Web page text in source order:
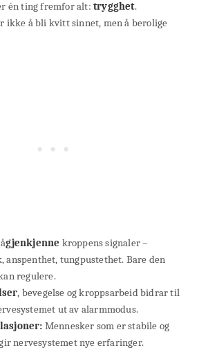
én ting fremfor alt: trygghet.
ikke å bli kvitt sinnet, men å berolige
gjenkjenne kroppens signaler –
anspenthet, tungpustethet. Bare den
regulere.
, bevegelse og kroppsarbeid bidrar til
ut av alarmmodus.
Mennesker som er stabile og
nervesystemet nye erfaringer.